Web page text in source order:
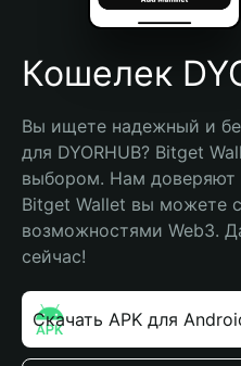
Español (Argentina)
Кошелек
Вы ищете надежный и
для DYORHUB? Bitget
выбором. Нам доверяют
Bitget Wallet вы можете
возможностями Web3.
сейчас!
Скачать APK для